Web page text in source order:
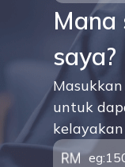
Mana
saya?
untuk